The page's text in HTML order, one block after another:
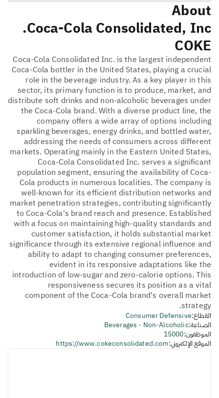
About
Coca-Cola Consolidated, Inc.
COKE
Coca-Cola Consolidated Inc. is the largest independent
Coca-Cola bottler in the United States, playing a crucial
role in the beverage industry. As a key player in this
sector, its primary function is to produce, market, and
distribute soft drinks and non-alcoholic beverages under
the Coca-Cola brand. With a diverse product line, the
company offers a wide array of options including
sparkling beverages, energy drinks, and bottled water,
addressing the needs of consumers across different
markets. Operating mainly in the Eastern United States,
Coca-Cola Consolidated Inc. serves a significant
population segment, ensuring the availability of Coca-
Cola products in numerous localities. The company is
well-known for its efficient distribution networks and
market penetration strategies, contributing significantly
to Coca-Cola's brand reach and presence. Established
with a focus on maintaining high-quality standards and
customer satisfaction, it holds substantial market
significance through its extensive regional influence and
ability to adapt to changing consumer preferences,
evident in its responsive adaptations like the
introduction of low-sugar and zero-calorie options. This
responsiveness secures its position as a vital
component of the Coca-Cola brand's overall market
strategy.
القطاع:Consumer Defensive
الصناعة:Beverages - Non-Alcoholic
الموظفون:15000
الموقع الإلكتروني:https://www.cokeconsolidated.com